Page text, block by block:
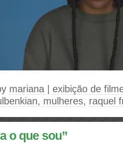
mariana
exibição de
, mulheres, raquel
o que sou”